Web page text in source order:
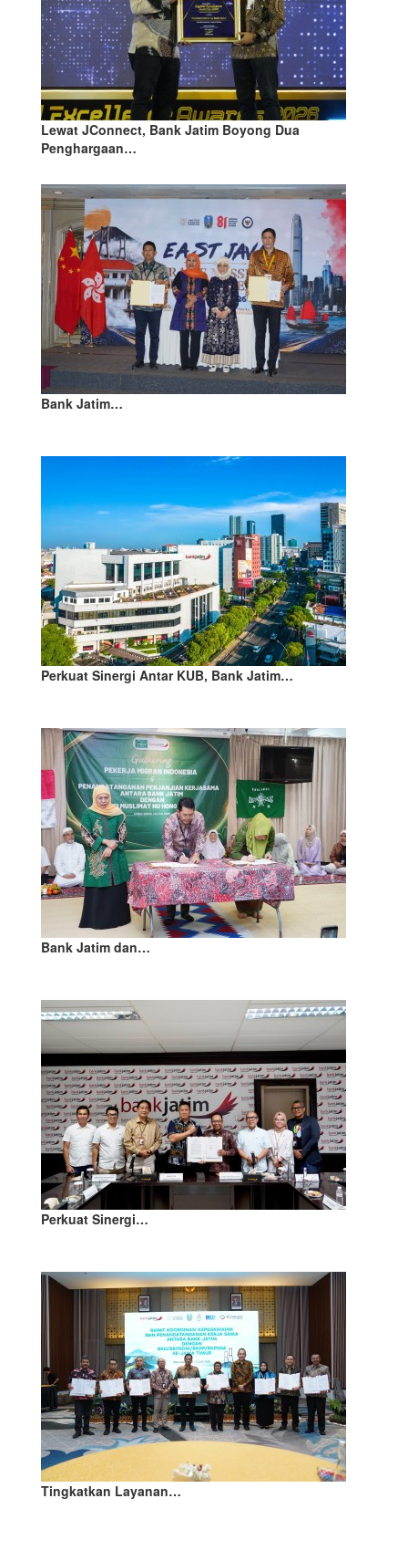
Lewat JConnect, Bank Jatim Boyong Dua
Penghargaan…
Bank Jatim…
Perkuat Sinergi Antar KUB, Bank Jatim…
Bank Jatim dan…
Perkuat Sinergi…
Tingkatkan Layanan…